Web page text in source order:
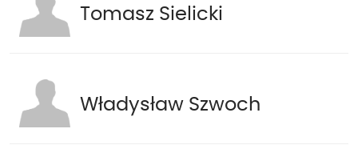
Tomasz Sielicki
Władysław Szwoch